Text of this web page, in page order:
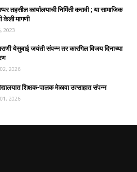
तहसील कार्यालयाची निर्मिती करावी ; या सामाजिक
केली मागणी
2023
येसुबाई जयंती संपन्न तर कारगिल विजय दिनाच्या
2026
शिक्षक-पालक मेळावा उत्साहात संपन्न
2026